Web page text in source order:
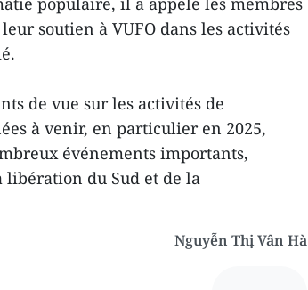
soutien à VUFO dans les activités
de vue sur les activités de
à venir, en particulier en 2025,
événements importants,
du Sud et de la
Nguyễn Thị Vân Hà